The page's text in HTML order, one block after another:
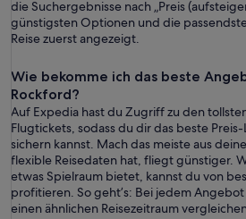
die Suchergebnisse nach „Preis
günstigsten Optionen und die
Reise zuerst angezeigt.
Wie bekomme ich das beste
Rockford?
Auf Expedia hast du Zugriff zu den
Flugtickets, sodass du dir das beste
sichern kannst. Mach das meiste aus
flexible Reisedaten hat, fliegt günstiger.
etwas Spielraum bietet, kannst du von
profitieren. So geht’s: Bei jedem
einen ähnlichen Reisezeitraum